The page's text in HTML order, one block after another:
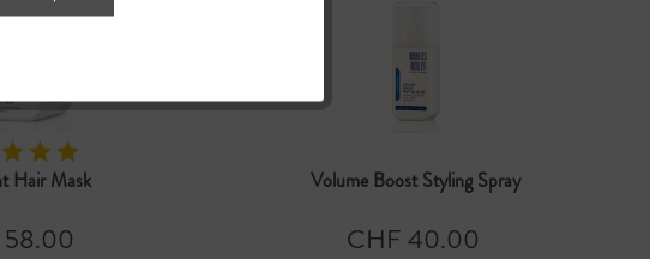
Hair Mask Volume Boost Styling Spray
CHF 40.00